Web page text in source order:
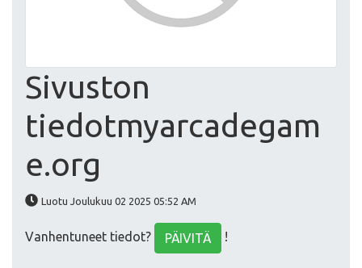
Sivuston
tiedotmyarcadegam
e.org
Luotu Joulukuu 02 2025 05:52 AM
Vanhentuneet tiedot? PÄIVITÄ !